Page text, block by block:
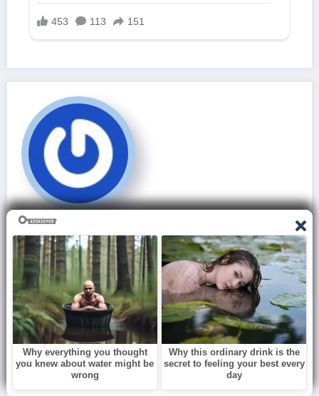
Redação
Add your Biographical Information.Edit your Profile now.
View All Posts
Previous post
Corpo de brasileira é resgatado de vulcão na
Indonésia
Next post